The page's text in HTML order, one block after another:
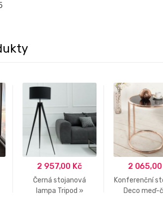
2 957,00 Kč
Černá stojanová
lampa Tripod »
2 065,00
Konferenční
Deco meď-